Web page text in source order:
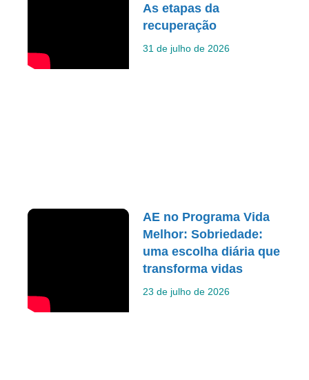
As etapas da
recuperação
31 de julho de 2026
AE no Programa Vida
Melhor: Sobriedade:
uma escolha diária que
transforma vidas
23 de julho de 2026